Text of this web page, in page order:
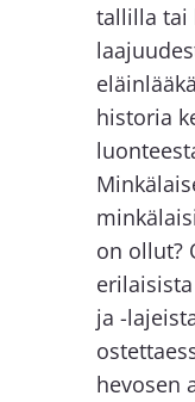
tallilla tai
historia
on ollut?
ja -
hevosen